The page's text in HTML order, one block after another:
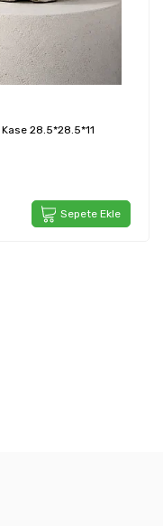
cm(AK.LD0077)
Sepete Ekle